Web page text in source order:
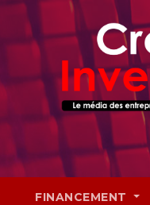
FINANCEMENT